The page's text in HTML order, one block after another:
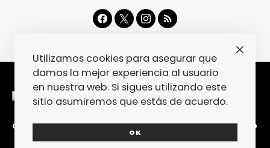
CONTACTA COLABORA POLÍTICA DE PRIVACIDAD
Utilizamos cookies para asegurar que
damos la mejor experiencia al usuario
en nuestra web. Si sigues utilizando este
sitio asumiremos que estás de acuerdo.
OK